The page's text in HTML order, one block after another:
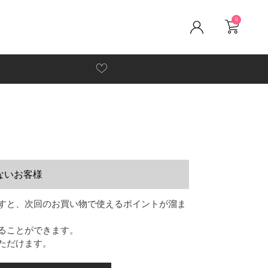
0
いお客様
と、次回のお買い物で使えるポイントが溜ま
ことができます。
だけます。